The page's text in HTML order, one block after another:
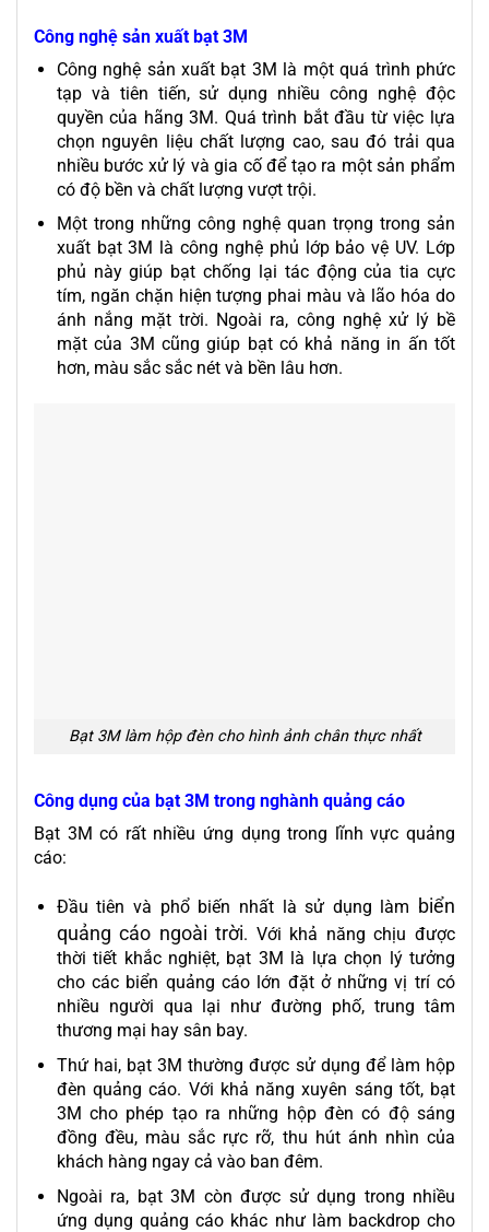
Công nghệ sản xuất bạt 3M
Công nghệ sản xuất bạt 3M là một quá trình phức
tạp và tiên tiến, sử dụng nhiều công nghệ độc
quyền của hãng 3M. Quá trình bắt đầu từ việc lựa
chọn nguyên liệu chất lượng cao, sau đó trải qua
nhiều bước xử lý và gia cố để tạo ra một sản phẩm
có độ bền và chất lượng vượt trội.
Một trong những công nghệ quan trọng trong sản
xuất bạt 3M là công nghệ phủ lớp bảo vệ UV. Lớp
phủ này giúp bạt chống lại tác động của tia cực
tím, ngăn chặn hiện tượng phai màu và lão hóa do
ánh nắng mặt trời. Ngoài ra, công nghệ xử lý bề
mặt của 3M cũng giúp bạt có khả năng in ấn tốt
hơn, màu sắc sắc nét và bền lâu hơn.
Bạt 3M làm hộp đèn cho hình ảnh chân thực nhất
Công dụng của bạt 3M trong nghành quảng cáo
Bạt 3M có rất nhiều ứng dụng trong lĩnh vực quảng
cáo:
Đầu tiên và phổ biến nhất là sử dụng làm biển
quảng cáo ngoài trời. Với khả năng chịu được
thời tiết khắc nghiệt, bạt 3M là lựa chọn lý tưởng
cho các biển quảng cáo lớn đặt ở những vị trí có
nhiều người qua lại như đường phố, trung tâm
thương mại hay sân bay.
Thứ hai, bạt 3M thường được sử dụng để làm hộp
đèn quảng cáo. Với khả năng xuyên sáng tốt, bạt
3M cho phép tạo ra những hộp đèn có độ sáng
đồng đều, màu sắc rực rỡ, thu hút ánh nhìn của
khách hàng ngay cả vào ban đêm.
Ngoài ra, bạt 3M còn được sử dụng trong nhiều
ứng dụng quảng cáo khác như làm backdrop cho